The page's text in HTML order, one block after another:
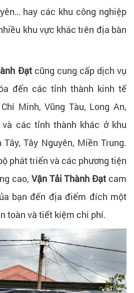
hay các khu công nghiệp
khu vực khác trên địa bàn
Đạtcũng cung cấp dịch vụ
đến các tỉnh thành kinh tế
Minh, Vũng Tàu, Long An,
các tỉnh thành khác ở khu
Tây Nguyên, Miền Trung.
phát triển và các phương tiện
cao, Vận Tải Thành Đạt cam
bạn đến địa điểm đích một
toàn và tiết kiệm chi phí.